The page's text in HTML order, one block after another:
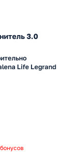
3.0
Life Legrand